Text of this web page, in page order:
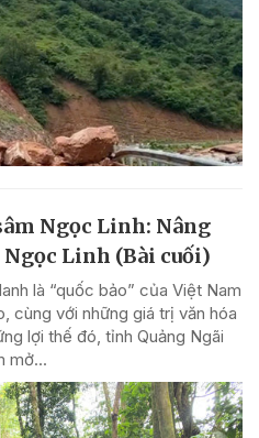
Ngọc Linh: Nâng
Linh (Bài cuối)
là “quốc bảo” của Việt Nam
cùng với những giá trị văn hóa
lợi thế đó, tỉnh Quảng Ngãi
mở...